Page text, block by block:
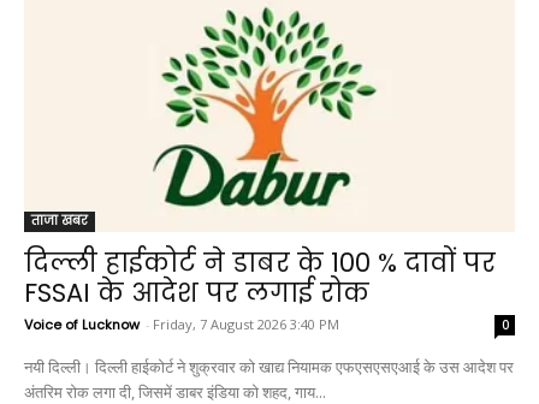
ताजा खबर
दिल्ली हाईकोर्ट ने डाबर के 100 % दावों पर
FSSAI के आदेश पर लगाई रोक
Voice of Lucknow - Friday, 7 August 2026 3:40 PM 0
नयी दिल्ली। दिल्ली हाईकोर्ट ने शुक्रवार को खाद्य नियामक एफएसएसएआई के उस आदेश पर
अंतरिम रोक लगा दी, जिसमें डाबर इंडिया को शहद, गाय...